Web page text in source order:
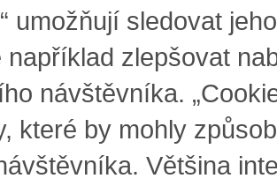
umožňují sledovat
například zlepšovat
návštěvníka.
které by mohly
Většina